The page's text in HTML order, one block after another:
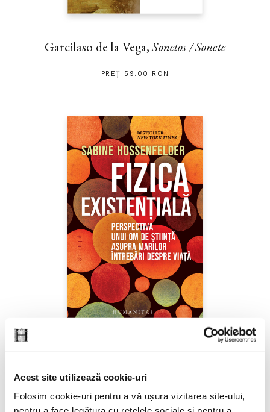
Acest site utilizează cookie-uri
Folosim cookie-uri pentru a vă ușura vizitarea site-ului,
Garcilaso de la Vega,Sonetos / Sonete
PREȚ 59.00 RON
Sabine Hossenfelder,Fizica existenţială